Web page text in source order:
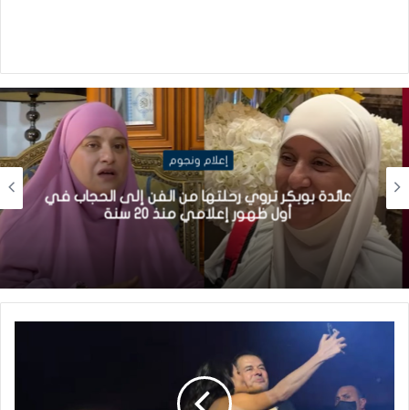
إعلام ونجوم
عائدة بوبكر تروي رحلتها من الفن إلى الحجاب في
أول ظهور إعلامي منذ 20 سنة